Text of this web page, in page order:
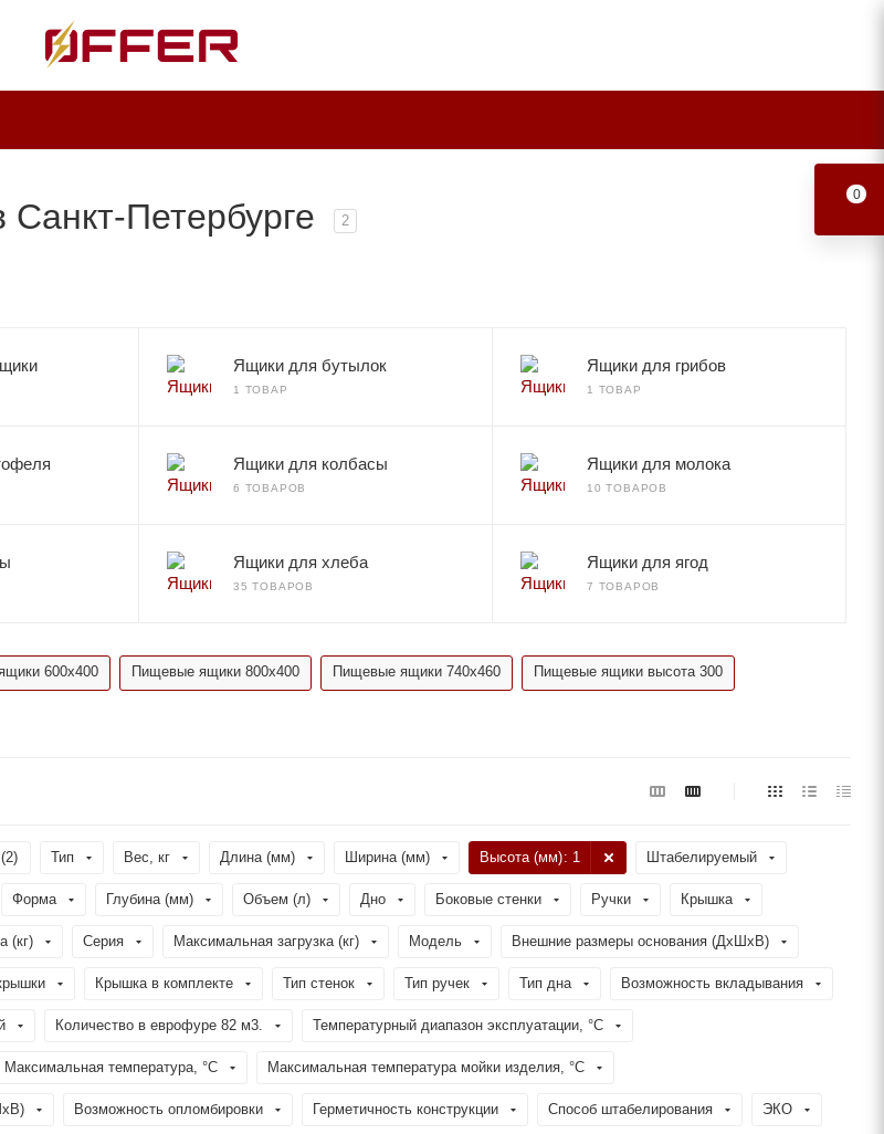
Петербурге 2
Ящики для бутылок
1 ТОВАР
Ящики для грибов
1 ТОВАР
Ящики для колбасы
6 ТОВАРОВ
Ящики для молока
10 ТОВАРОВ
Ящики для хлеба
35 ТОВАРОВ
Ящики для ягод
7 ТОВАРОВ
600x400 Пищевые ящики 800x400 Пищевые ящики 740x460 Пищевые ящики высота 300
2) Тип Вес, кг Длина (мм) Ширина (мм) Высота (мм): 1 Штабелируемый
Форма Глубина (мм) Объем (л) Дно Боковые стенки Ручки Крышка
(кг) Серия Максимальная загрузка (кг) Модель Внешние размеры основания (ДхШхВ)
Крышка в комплекте Тип стенок Тип ручек Тип дна Возможность вкладывания
Количество в еврофуре 82 м3. Температурный диапазон эксплуатации, °C
Максимальная температура, °C Максимальная температура мойки изделия, °C
Возможность опломбировки Герметичность конструкции Способ штабелирования ЭКО
0